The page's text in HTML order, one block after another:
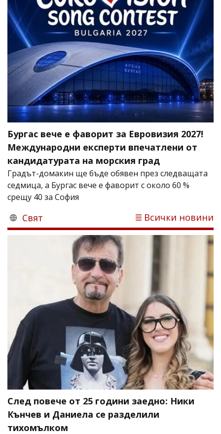
Бургас вече е фаворит за Евровизия 2027!
Международни експерти впечатлени от
кандидатурата на морския град
Градът-домакин ще бъде обявен през следващата
седмица, а Бургас вече е фаворит с около 60 %
срещу 40 за София
Свят Всички новини
След повече от 25 години заедно: Ники
Кънчев и Даниела се разделили
тихомълком